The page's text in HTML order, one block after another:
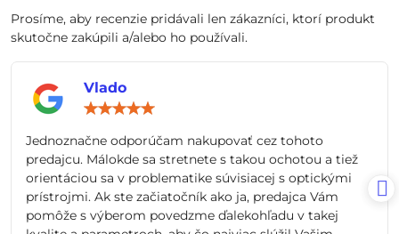
Prosíme, aby recenzie pridávali len zákazníci, ktorí produkt
skutočne zakúpili a/alebo ho používali.
Vlado
5
Jednoznačne odporúčam nakupovať cez tohoto
predajcu. Málokde sa stretnete s takou ochotou a tiež
orientáciou sa v problematike súvisiacej s optickými
prístrojmi. Ak ste začiatočník ako ja, predajca Vám
pomôže s výberom povedzme ďalekohľadu v takej